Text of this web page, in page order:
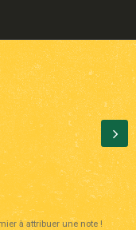
à attribuer une note !